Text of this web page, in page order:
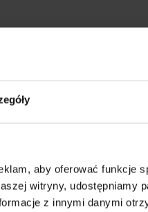
aby oferować funkcje
witryny, udostępniamy
z innymi danymi
opis